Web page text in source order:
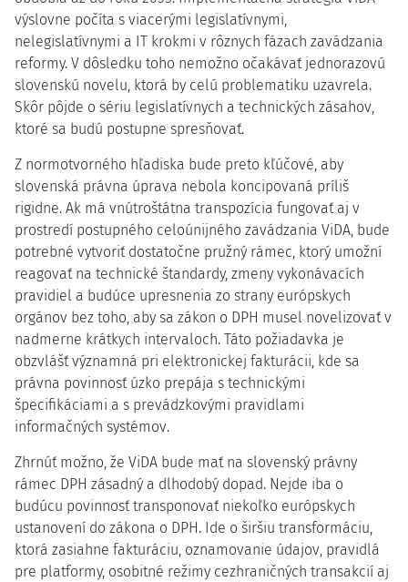
výslovne počíta s viacerými legislatívnymi,
nelegislatívnymi a IT krokmi v rôznych fázach zavádzania
reformy. V dôsledku toho nemožno očakávať jednorazovú
slovenskú novelu, ktorá by celú problematiku uzavrela.
Skôr pôjde o sériu legislatívnych a technických zásahov,
ktoré sa budú postupne spresňovať.
Z normotvorného hľadiska bude preto kľúčové, aby
slovenská právna úprava nebola koncipovaná príliš
rigidne. Ak má vnútroštátna transpozícia fungovať aj v
prostredí postupného celoúnijného zavádzania ViDA, bude
potrebné vytvoriť dostatočne pružný rámec, ktorý umožní
reagovať na technické štandardy, zmeny vykonávacích
pravidiel a budúce upresnenia zo strany európskych
orgánov bez toho, aby sa zákon o DPH musel novelizovať v
nadmerne krátkych intervaloch. Táto požiadavka je
obzvlášť významná pri elektronickej fakturácii, kde sa
právna povinnosť úzko prepája s technickými
špecifikáciami a s prevádzkovými pravidlami
informačných systémov.
Zhrnúť možno, že ViDA bude mať na slovenský právny
rámec DPH zásadný a dlhodobý dopad. Nejde iba o
budúcu povinnosť transponovať niekoľko európskych
ustanovení do zákona o DPH. Ide o širšiu transformáciu,
ktorá zasiahne fakturáciu, oznamovanie údajov, pravidlá
pre platformy, osobitné režimy cezhraničných transakcií aj